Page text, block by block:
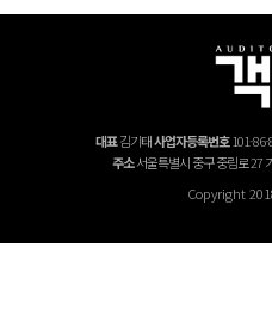
대표김기태사업자등록번호101-86-
주소서울특별시 중구 중림로 27
Copyright